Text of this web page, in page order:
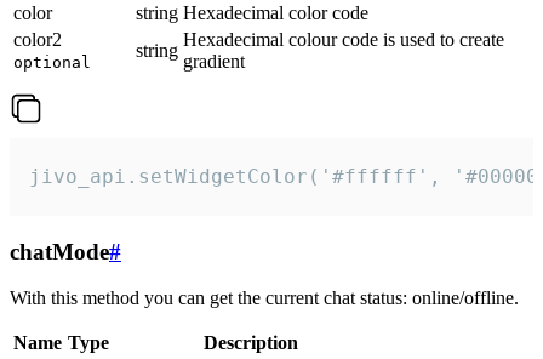
color
string Hexadecimal color code
color2
optional
string
Hexadecimal colour code is used to create
gradient
jivo_api.setWidgetColor('#ffffff',
chatMode#
With this method you can get the current chat status: online/offline.
Name Type
Description